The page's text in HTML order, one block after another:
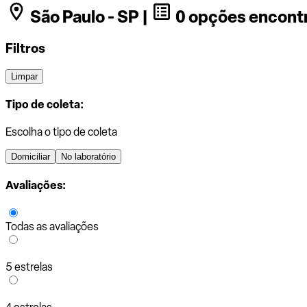
São Paulo - SP |
0 opções
Filtros
Limpar
Tipo de coleta:
Escolha o tipo de coleta
Domiciliar No laboratório
Avaliações:
Todas as avaliações
5 estrelas